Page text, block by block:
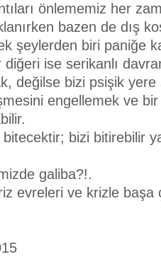
önlememiz her
bazen de dış
şeylerden biri paniğe
ise serikanlı
değilse bizi psişik
engellemek ve
bizi bitirebilir
galiba?!.
evreleri ve krizle başa